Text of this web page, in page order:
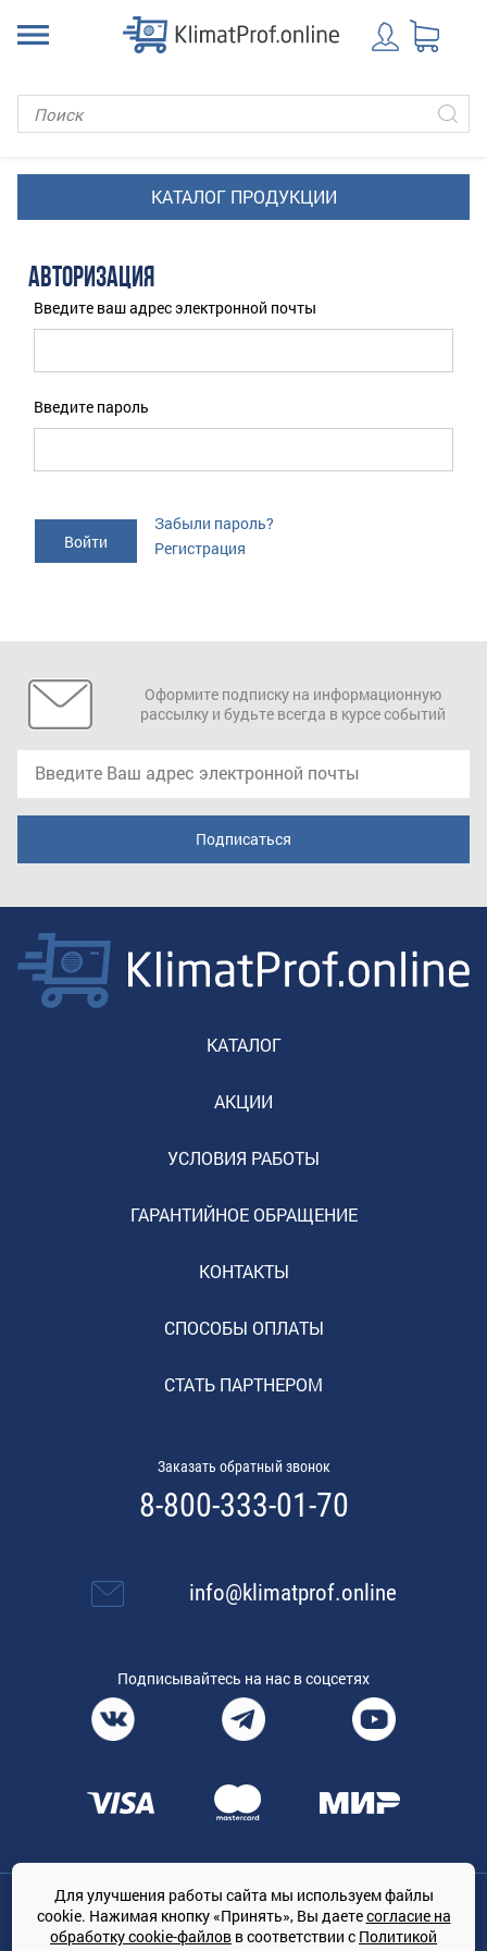
АВТОРИЗАЦИЯ
Введите ваш адрес электронной почты
Введите пароль
Забыли пароль?
Регистрация
Оформите подписку на информационную
рассылку и будьте всегда в курсе событий
КАТАЛОГ
АКЦИИ
УСЛОВИЯ РАБОТЫ
ГАРАНТИЙНОЕ ОБРАЩЕНИЕ
КОНТАКТЫ
СПОСОБЫ ОПЛАТЫ
СТАТЬ ПАРТНЕРОМ
Заказать обратный звонок
8-800-333-01-70
info@klimatprof.online
Подписывайтесь на нас в соцсетях
Общество с ограниченной ответственностью «ТРЕЙДКОН», ОГРН:
1167847364079, 197022, г. Санкт-Петербург, проспект Медиков, 7
Для улучшения работы сайта мы используем файлы
cookie. Нажимая кнопку «Принять», Вы даетесогласие на
обработку cookie-файлов в соответствии с Политикой